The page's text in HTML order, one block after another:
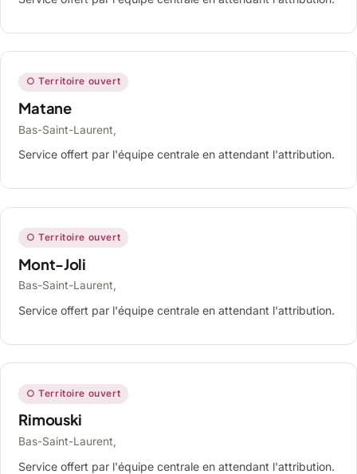
○ Territoire ouvert
Matane
Bas-Saint-Laurent,
Service offert par l'équipe centrale en attendant l'attribution.
○ Territoire ouvert
Mont-Joli
Bas-Saint-Laurent,
Service offert par l'équipe centrale en attendant l'attribution.
○ Territoire ouvert
Rimouski
Bas-Saint-Laurent,
Service offert par l'équipe centrale en attendant l'attribution.